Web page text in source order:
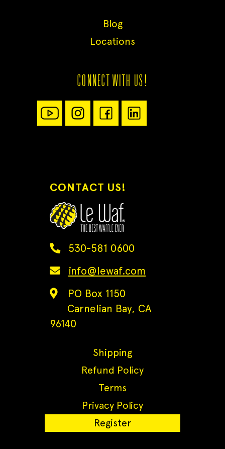
Blog
Locations
CONNECT WITH US!
CONTACT US!
530-581 0600
info@lewaf.com
PO Box 1150
Carnelian Bay, CA
96140
Shipping
Refund Policy
Terms
Privacy Policy
Register